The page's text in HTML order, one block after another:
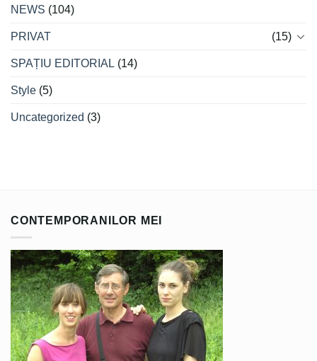
NEWS (104)
PRIVAT (15)
SPAȚIU EDITORIAL (14)
Style (5)
Uncategorized (3)
CONTEMPORANILOR MEI